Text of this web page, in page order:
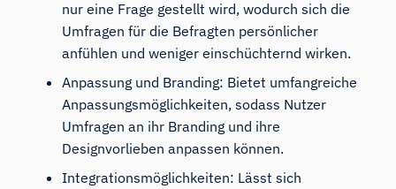
nur eine Frage gestellt wird, wodurch sich die
Umfragen für die Befragten persönlicher
anfühlen und weniger einschüchternd wirken.
Anpassung und Branding: Bietet umfangreiche
Anpassungsmöglichkeiten, sodass Nutzer
Umfragen an ihr Branding und ihre
Designvorlieben anpassen können.
Integrationsmöglichkeiten: Lässt sich